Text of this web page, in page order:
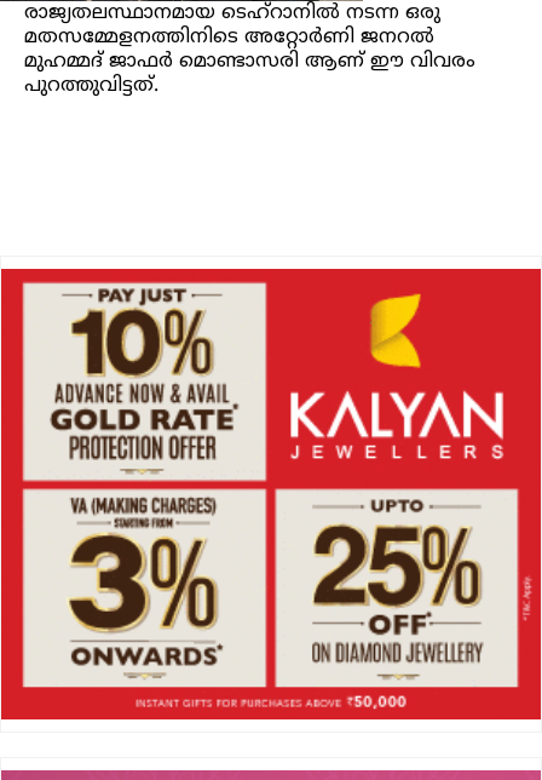
രാജ്യതലസ്ഥാനമായ ടെഹ്റാനിൽ നടന്ന ഒരു
മതസമ്മേളനത്തിനിടെ അറ്റോർണി ജനറൽ
മുഹമ്മദ് ജാഫർ മൊണ്ടാസരി ആണ് ഈ വിവരം
പുറത്തുവിട്ടത്.